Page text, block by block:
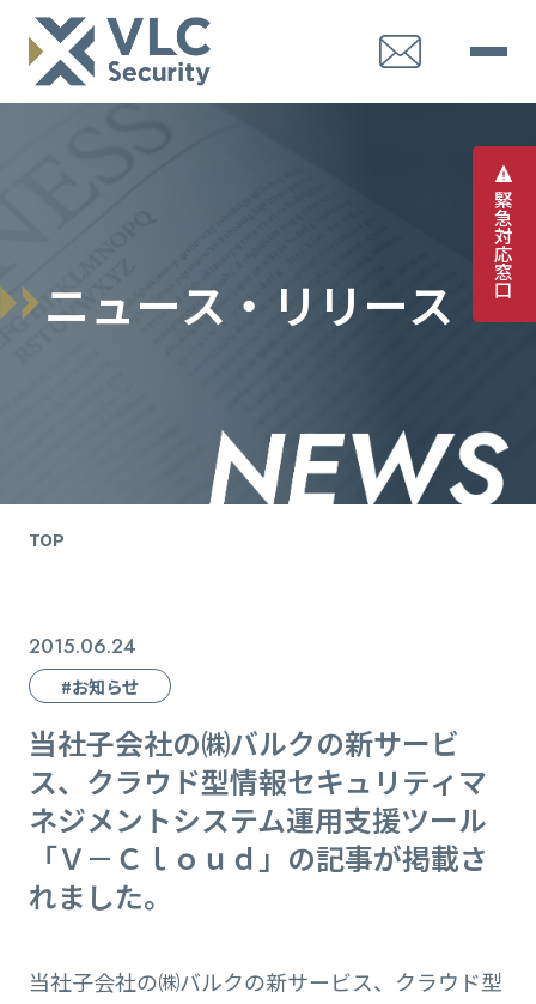
緊
急
対
応
窓
口
ニュース ・ リ リ ース
TOP
2015.06.24
#お知らせ
当社子会社の㈱バルクの新サービ
ス、クラウド型情報セキュリティマ
ネジメントシステム運用支援ツール
「Ｖ－Ｃｌｏｕｄ」の記事が掲載さ
れました。
当社子会社の㈱バルクの新サービス、クラウド型